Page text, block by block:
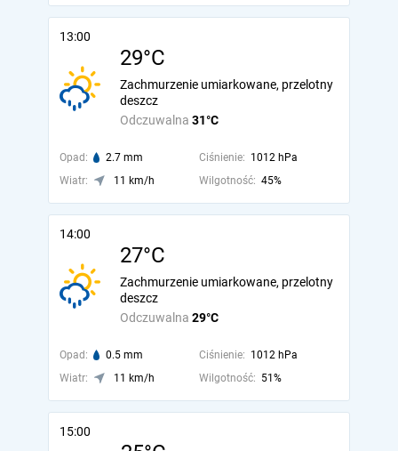
13:00
29°C
Odczuwalna 31°C
Zachmurzenie umiarkowane, przelotny
deszcz
Opad: 2.7 mm Ciśnienie: 1012 hPa
Wiatr:
11 km/h Wilgotność: 45%
14:00
27°C
Odczuwalna 29°C
Zachmurzenie umiarkowane, przelotny
deszcz
Opad: 0.5 mm Ciśnienie: 1012 hPa
Wiatr:
11 km/h Wilgotność: 51%
15:00